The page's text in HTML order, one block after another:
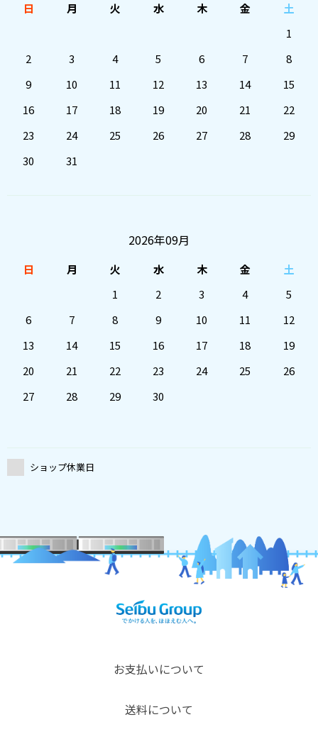
日 月 火 水 木 金
土
1
2
3 4 5 6 7
8
9
10 11 12 13 14
15
16
17 18 19 20 21
22
23
24 25 26 27 28
29
30
31
2026年09月
日 月 火 水 木 金
土
1
2 3 4
5
6
7 8 9 10 11
12
13
14 15 16 17 18
19
20
21 22 23 24 25
26
27
28 29 30
ショップ休業日
お支払いについて
送料について